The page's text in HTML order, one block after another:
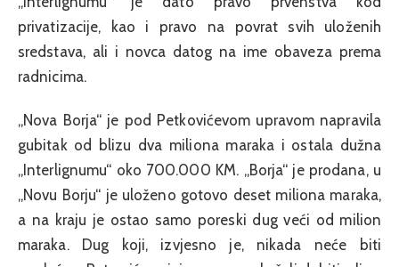
privatizacije, kao i pravo na povrat svih uloženih
sredstava, ali i novca datog na ime obaveza prema
radnicima.
„Nova Borja“ je pod Petkovićevom upravom napravila
gubitak od blizu dva miliona maraka i ostala dužna
„Interlignumu“ oko 700.000 KM. „Borja“ je prodana, u
„Novu Borju“ je uloženo gotovo deset miliona maraka,
a na kraju je ostao samo poreski dug veći od milion
maraka. Dug koji, izvjesno je, nikada neće biti